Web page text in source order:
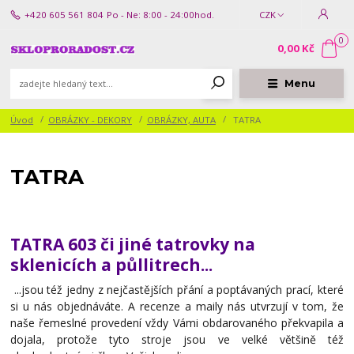
Menu
CZK
+420 605 561 804 Po - Ne: 8:00 - 24:00hod.
0
0,00 Kč
Úvod OBRÁZKY - DEKORY OBRÁZKY, AUTA TATRA
TATRA
TATRA 603 či jiné tatrovky na
sklenicích a půllitrech...
...jsou též jedny z nejčastějších přání a poptávaných prací, které
si u nás objednáváte. A recenze a maily nás utvrzují v tom, že
naše řemeslné provedení vždy Vámi obdarovaného překvapila a
dojala, protože tyto stroje jsou ve velké většině též